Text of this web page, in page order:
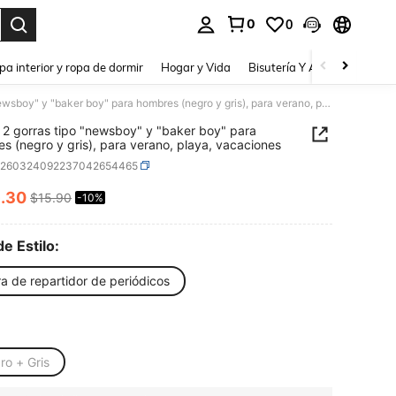
0 0
interior y ropa de dormir Hogar y Vida Bisutería Y Accesorios
Set de 2 gorras tipo "newsboy" y "baker boy" para hombres (negro y gris), para verano, playa, vacaciones
2 gorras tipo "newsboy" y "baker boy" para
(negro y gris), para verano, playa, vacaciones
AND AVAILABILITY
.30 $15.90 -10%
Estilo:
de repartidor de periódicos
+ Gris